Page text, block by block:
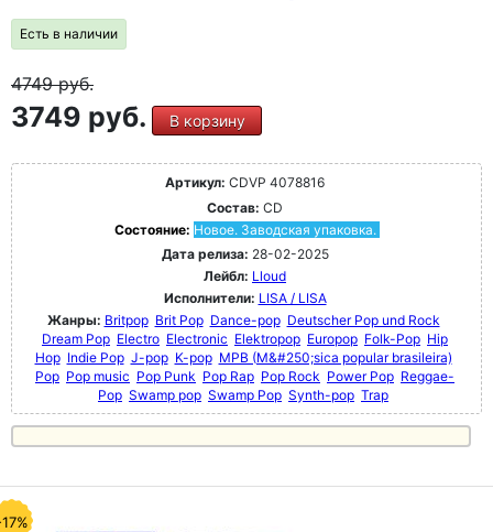
Есть в наличии
4749руб.
3749 руб. В корзину
Артикул: CDVP 4078816
Состав: CD
Состояние: Новое. Заводская упаковка.
Дата релиза: 28-02-2025
Лейбл: Lloud
Исполнители: LISA / LISA
Жанры: Britpop Brit Pop Dance-pop Deutscher Pop und Rock
Dream Pop Electro Electronic Elektropop Europop Folk-Pop Hip
Hop Indie Pop J-pop K-pop MPB (M&#250;sica popular brasileira)
Pop Pop music Pop Punk Pop Rap Pop Rock Power Pop Reggae-
Pop Swamp pop Swamp Pop Synth-pop Trap